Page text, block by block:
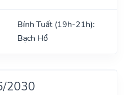
Bính Tuất (19h-21h):
Bạch Hổ
2030